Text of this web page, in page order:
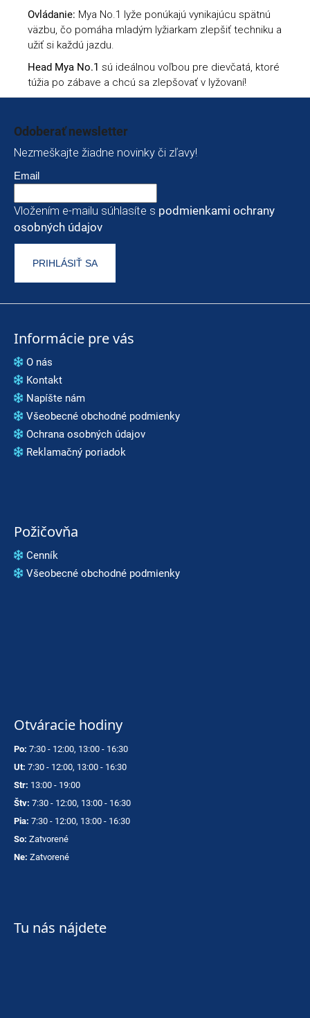
Ovládanie: Mya No.1 lyže ponúkajú vynikajúcu spätnú
väzbu, čo pomáha mladým lyžiarkam zlepšiť techniku a
užiť si každú jazdu.
Head Mya No.1 sú ideálnou voľbou pre dievčatá, ktoré
túžia po zábave a chcú sa zlepšovať v lyžovaní!
Odoberať newsletter
Nezmeškajte žiadne novinky či zľavy!
Email
Vložením e-mailu súhlasíte s podmienkami ochrany
osobných údajov
PRIHLÁSIŤ SA
Informácie pre vás
O nás
Kontakt
Napíšte nám
Všeobecné obchodné podmienky
Ochrana osobných údajov
Reklamačný poriadok
Požičovňa
Cenník
Všeobecné obchodné podmienky
Otváracie hodiny
Po: 7:30 - 12:00, 13:00 - 16:30
Ut: 7:30 - 12:00, 13:00 - 16:30
Str: 13:00 - 19:00
Štv: 7:30 - 12:00, 13:00 - 16:30
Pia: 7:30 - 12:00, 13:00 - 16:30
So: Zatvorené
Ne: Zatvorené
Tu nás nájdete